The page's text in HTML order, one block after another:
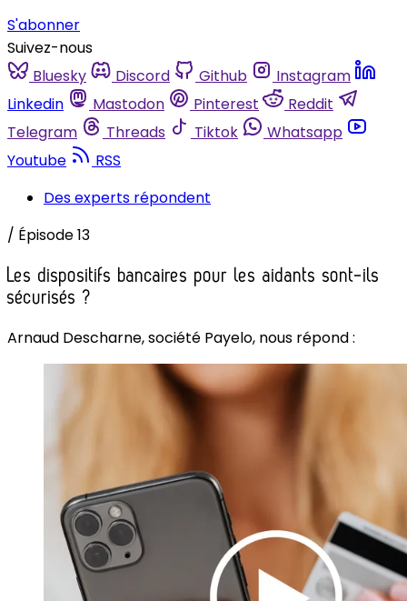
S'abonner
Suivez-nous
Bluesky
Discord Github
Instagram
Linkedin
Mastodon Pinterest
Reddit
Telegram
Threads Tiktok
Whatsapp
Youtube
RSS
Des experts répondent
/ Épisode 13
Les dispositifs bancaires pour les aidants sont-ils
sécurisés ?
Arnaud Descharne, société Payelo, nous répond :